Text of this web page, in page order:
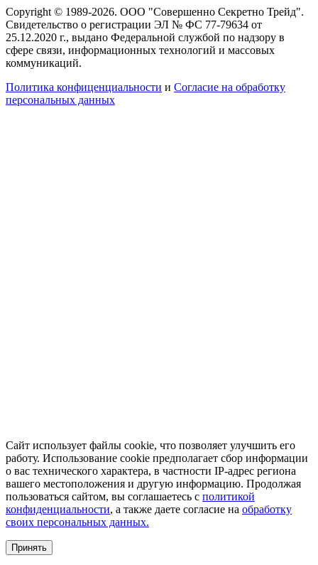
Copyright © 1989-2026. ООО "Совершенно Секретно Трейд".
Свидетельство о регистрации ЭЛ № ФС 77-79634 от
25.12.2020 г., выдано Федеральной службой по надзору в
сфере связи, информационных технологий и массовых
коммуникаций.
Политика конфиценциальности и Согласие на обработку
персональных данных
Сайт использует файлы cookie, что позволяет улучшить его
работу. Использование cookie предполагает сбор информации
о вас технического характера, в частности IP-адрес региона
вашего местоположения и другую информацию. Продолжая
пользоваться сайтом, вы соглашаетесь с политикой
конфиденциальности, а также даете согласие на обработку
своих персональных данных.
Принять